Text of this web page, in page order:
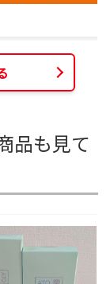
品も見て